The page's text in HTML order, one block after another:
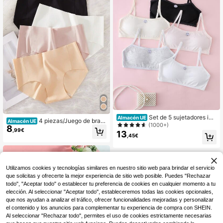
Almacén UE 4 piezas/Juego de brag
as triangulares de seda de hielo tra
nspirables sin costuras para niña pr
or
8 ,99€
Almacén UE Set de 5 sujetadores ina
lámbricos de moda sencilla para niñ
as, cómodos de usar en todas las es
taciones
(1000+)
13 ,45€
Utilizamos cookies y tecnologías similares en nuestro sitio web para brindar el servicio
que solicitas y ofrecerte la mejor experiencia de sitio web posible. Puedes "Rechazar
todo", "Aceptar todo" o establecer tu preferencia de cookies en cualquier momento a tu
elección. Al seleccionar "Aceptar todo", estableceremos todas las cookies opcionales,
que nos ayudan a analizar el tráfico, ofrecer funcionalidades mejoradas y personalizar
el contenido y los anuncios para complementar tu experiencia de compra con SHEIN.
Al seleccionar "Rechazar todo", permites el uso de cookies estrictamente necesarias